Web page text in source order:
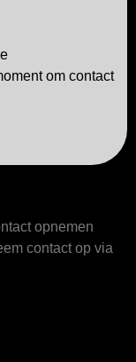
om contact
opnemen
contact op via